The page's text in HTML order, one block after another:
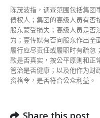
陈茂波指，调查范围包括集团
债权人；集团的高级人员有否
股东蒙受损失；高级人员是否
为；壹传媒有否向股东作出全
履行应尽责任或履职时有疏忽
款是否真实，按公平原则和正
管治是否健康；以及他作为财
资格令，是否符合公众利益。
Share this post